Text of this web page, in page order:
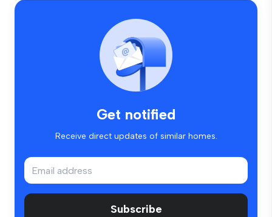
Get notified
Receive direct updates of similar homes.
Subscribe